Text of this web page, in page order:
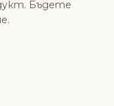
Бъдете